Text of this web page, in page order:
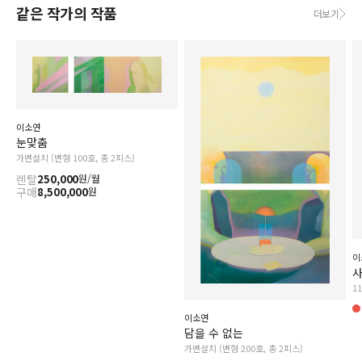
같은 작가의 작품 더보기
이소연
눈맞춤
가변설치 (변형 100호, 총 2피스)
렌탈250,000원/월
구매8,500,000원
이소연
담을 수 없는
가변설치 (변형 200호, 총 2피스)